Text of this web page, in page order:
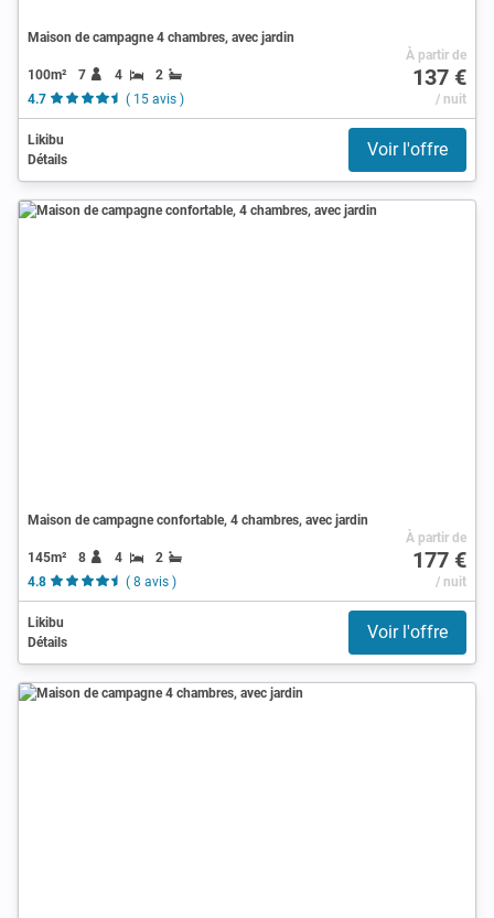
Maison de campagne 4 chambres, avec jardin
100m² 7 4
2
4.7
( 15 avis )
À partir de
137 €
/ nuit
Likibu
Détails
Voir l'offre
Maison de campagne confortable, 4 chambres, avec jardin
145m² 8 4
2
4.8
( 8 avis )
À partir de
177 €
/ nuit
Likibu
Détails
Voir l'offre